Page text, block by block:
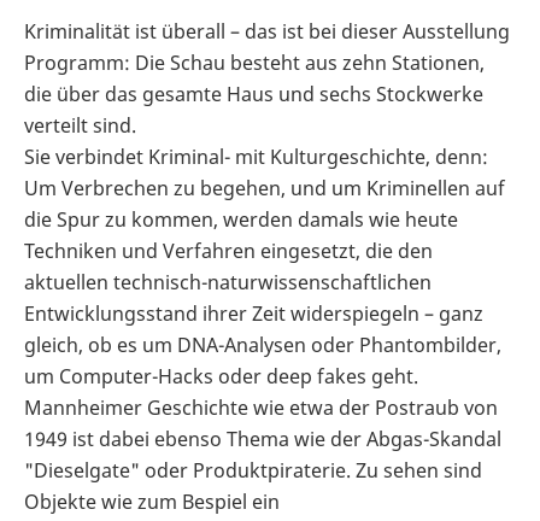
Kriminalität ist überall – das ist bei dieser Ausstellung
Programm: Die Schau besteht aus zehn Stationen,
die über das gesamte Haus und sechs Stockwerke
verteilt sind.
Sie verbindet Kriminal- mit Kulturgeschichte, denn:
Um Verbrechen zu begehen, und um Kriminellen auf
die Spur zu kommen, werden damals wie heute
Techniken und Verfahren eingesetzt, die den
aktuellen technisch-naturwissenschaftlichen
Entwicklungsstand ihrer Zeit widerspiegeln – ganz
gleich, ob es um DNA-Analysen oder Phantombilder,
um Computer-Hacks oder deep fakes geht.
Mannheimer Geschichte wie etwa der Postraub von
1949 ist dabei ebenso Thema wie der Abgas-Skandal
"Dieselgate" oder Produktpiraterie. Zu sehen sind
Objekte wie zum Bespiel ein